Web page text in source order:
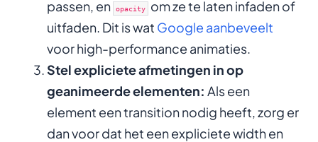
passen, en opacity om ze te laten infaden of
uitfaden. Dit is wat Google aanbeveelt
voor high-performance animaties.
Stel expliciete afmetingen in op
geanimeerde elementen: Als een
element een transition nodig heeft, zorg er
dan voor dat het een expliciete width en